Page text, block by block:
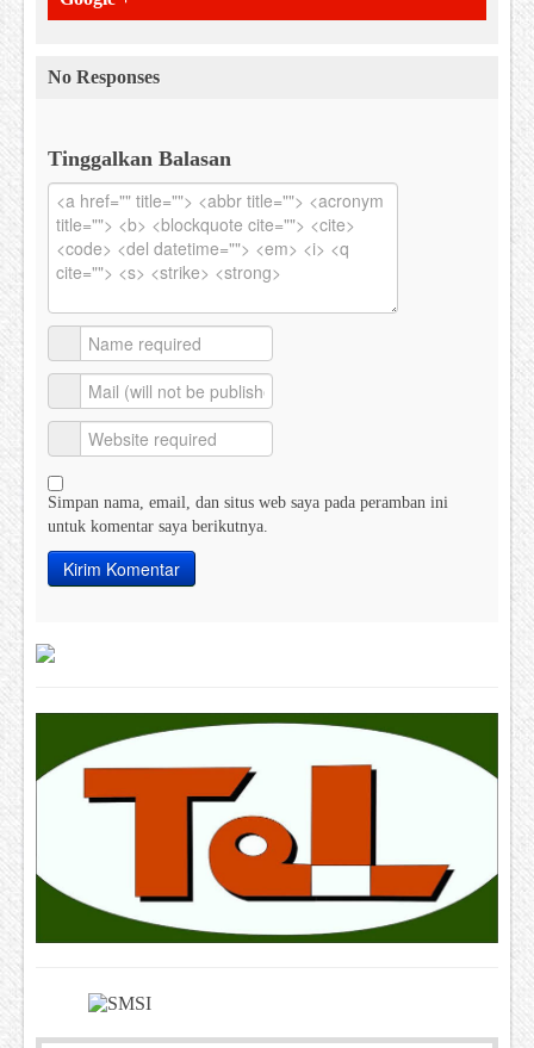
No Responses
Tinggalkan Balasan
Simpan nama, email, dan situs web saya pada peramban ini
untuk komentar saya berikutnya.